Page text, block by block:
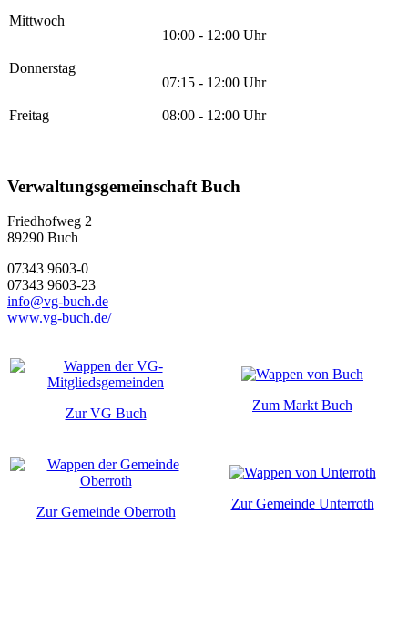
Mittwoch
10:00 - 12:00 Uhr
Donnerstag
07:15 - 12:00 Uhr
Freitag 08:00 - 12:00 Uhr
Verwaltungsgemeinschaft Buch
Friedhofweg 2
89290 Buch
07343 9603-0
07343 9603-23
info@vg-buch.de
www.vg-buch.de/
Zur VG Buch
Zum Markt Buch
Zur Gemeinde Oberroth
Zur Gemeinde Unterroth